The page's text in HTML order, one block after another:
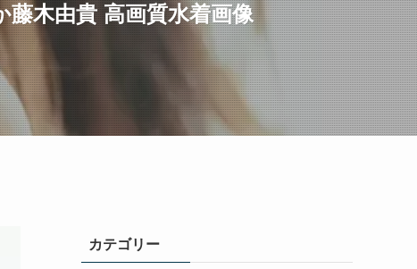
木由貴 高画質水着画像
カテゴリー